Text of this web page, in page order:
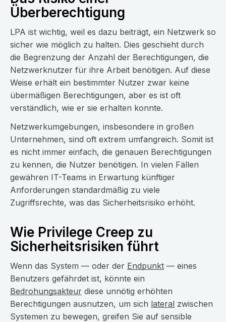
Überberechtigung
LPA ist wichtig, weil es dazu beiträgt, ein Netzwerk so
sicher wie möglich zu halten. Dies geschieht durch
die Begrenzung der Anzahl der Berechtigungen, die
Netzwerknutzer für ihre Arbeit benötigen. Auf diese
Weise erhält ein bestimmter Nutzer zwar keine
übermäßigen Berechtigungen, aber es ist oft
verständlich, wie er sie erhalten konnte.
Netzwerkumgebungen, insbesondere in großen
Unternehmen, sind oft extrem umfangreich. Somit ist
es nicht immer einfach, die genauen Berechtigungen
zu kennen, die Nutzer benötigen. In vielen Fällen
gewähren IT-Teams in Erwartung künftiger
Anforderungen standardmäßig zu viele
Zugriffsrechte, was das Sicherheitsrisiko erhöht.
Wie Privilege Creep zu
Sicherheitsrisiken führt
Wenn das System — oder der Endpunkt — eines
Benutzers gefährdet ist, könnte ein
Bedrohungsakteur diese unnötig erhöhten
Berechtigungen ausnutzen, um sich lateral zwischen
Systemen zu bewegen, greifen Sie auf sensible